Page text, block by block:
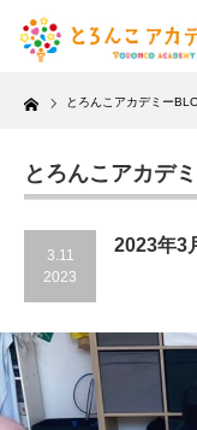
Home とろんこアカデミー
とろんこアカデ
3.11
2023
2023年3